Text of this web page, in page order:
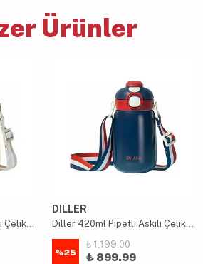
Ürünler
Diller 420ml Pipetli Askılı Çelik Beyaz Çocuk Termos Matara 6 Saat Sıcak/soğuk Tutma Süresi
DILLER
Diller 420ml Pipetli Askılı Çelik Lacivert Çocuk Termos Matara 6 Saat Sıcak/soğuk Tutma Süresi
%25
₺ 1,199.00
₺ 899.99